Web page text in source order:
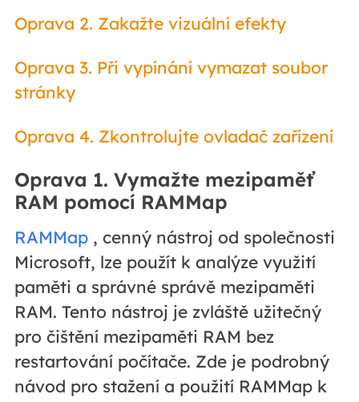
Oprava 2. Zakažte vizuální efekty
Oprava 3. Při vypínání vymazat soubor
stránky
Oprava 4. Zkontrolujte ovladač zařízení
Oprava 1. Vymažte mezipaměť
RAM pomocí RAMMap
RAMMap, cenný nástroj od společnosti
Microsoft, lze použít k analýze využití
paměti a správné správě mezipaměti
RAM. Tento nástroj je zvláště užitečný
pro čištění mezipaměti RAM bez
restartování počítače. Zde je podrobný
návod pro stažení a použití RAMMap k